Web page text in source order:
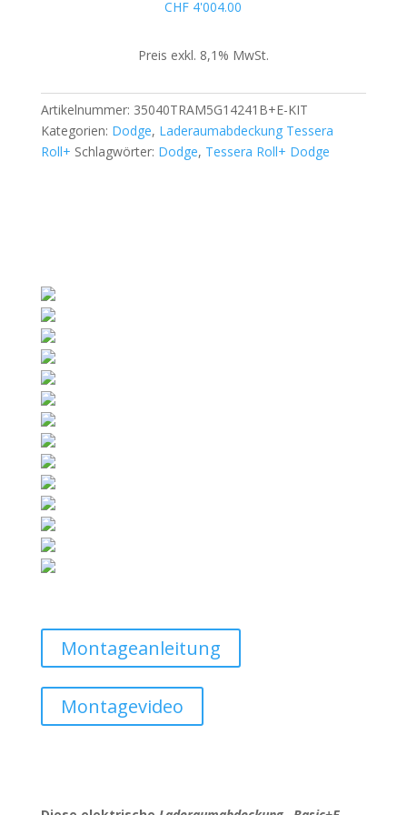
2022+
bed
(1500
-
CHF 4'004.00
Preis exkl. 8,1% MwSt.
Artikelnummer: 35040TRAM5G14241B+E-KIT
Kategorien: Dodge, Laderaumabdeckung Tessera
Roll+ Schlagwörter: Dodge, Tessera Roll+ Dodge
Montageanleitung
Montagevideo